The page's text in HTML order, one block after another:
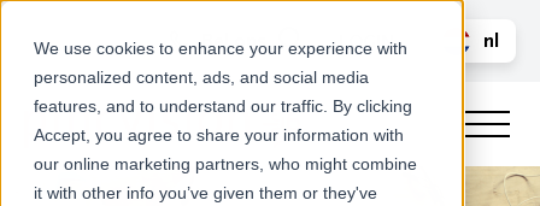
We use cookies to enhance your experience with
personalized content, ads, and social media
features, and to understand our traffic. By clicking
Accept, you agree to share your information with
our online marketing partners, who might combine
it with other info you’ve given them or they've
Bel ons LOGIN
nl